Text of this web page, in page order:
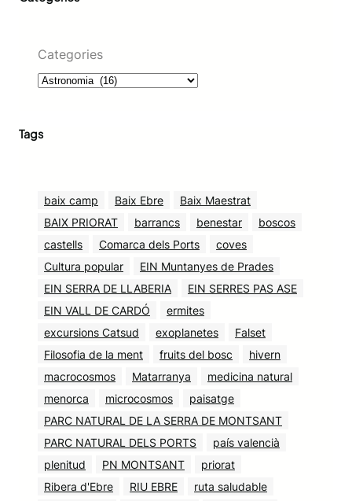
Categories
Tags
baix camp Baix Ebre
Baix Maestrat
BAIX PRIORAT
barrancs benestar
boscos
castells
Comarca dels Ports
coves
Cultura popular
EIN Muntanyes de Prades
EIN SERRA DE LLABERIA
EIN SERRES PAS ASE
EIN VALL DE CARDÓ
ermites
excursions Catsud
exoplanetes
Falset
Filosofia de la ment
fruits del bosc
hivern
macrocosmos
Matarranya
medicina natural
menorca
microcosmos
paisatge
PARC NATURAL DE LA SERRA DE MONTSANT
PARC NATURAL DELS PORTS
país valencià
plenitud
PN MONTSANT
priorat
Ribera d'Ebre
RIU EBRE
ruta saludable